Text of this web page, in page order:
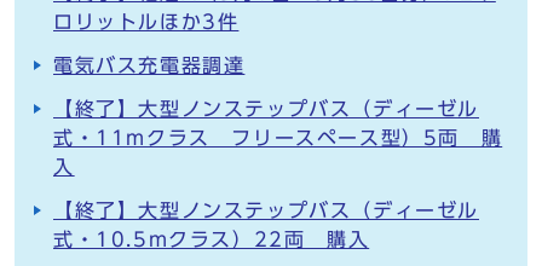
ロリットルほか3件
電気バス充電器調達
【終了】大型ノンステップバス（ディーゼル
式・11mクラス フリースペース型）5両 購
入
【終了】大型ノンステップバス（ディーゼル
式・10.5mクラス）22両 購入